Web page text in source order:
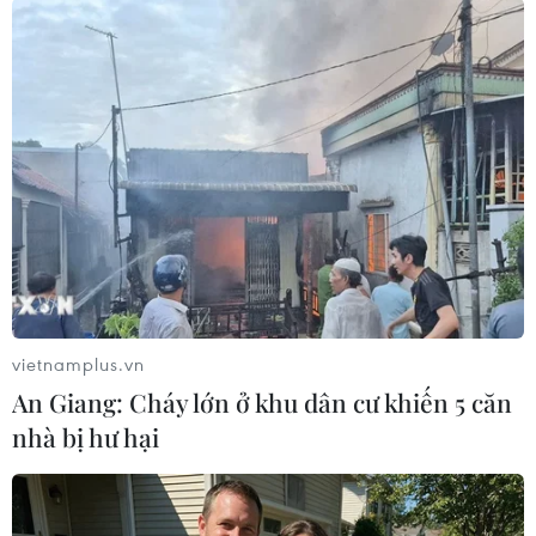
Lâm Đồng
Theo dõi VietnamPlus
TIN LIÊN QUAN
vietnamplus.vn
An Giang: Cháy lớn ở khu dân cư khiến 5 căn
nhà bị hư hại